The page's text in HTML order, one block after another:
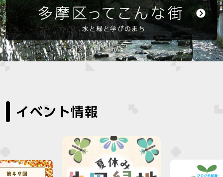
イベント情報